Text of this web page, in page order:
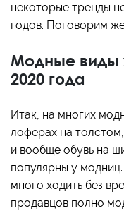
некоторые тренды
годов. Поговорим
Модные виды
2020 года
Итак, на многих
лоферах на
и вообще обувь на
популярны у
много ходить без
продавцов полно